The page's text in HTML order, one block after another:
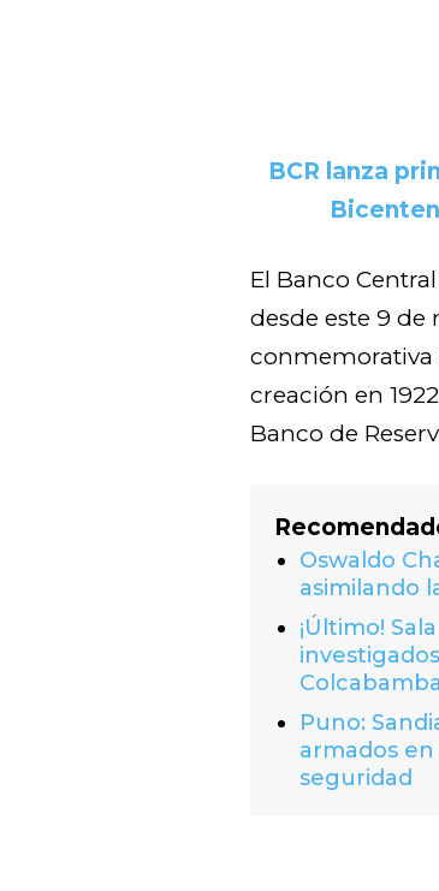
BCR lanza
El Banco
desde este 9
conmemorativa
creación en
Banco de
Oswaldo
asimilando
¡Último!
Colcabamba
Puno:
armados
seguridad